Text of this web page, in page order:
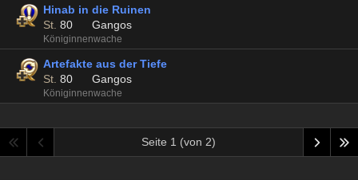
Hinab in die Ruinen
St. 80 Gangos
Königinnenwache
Artefakte aus der Tiefe
St. 80 Gangos
Königinnenwache
Seite 1 (von 2)